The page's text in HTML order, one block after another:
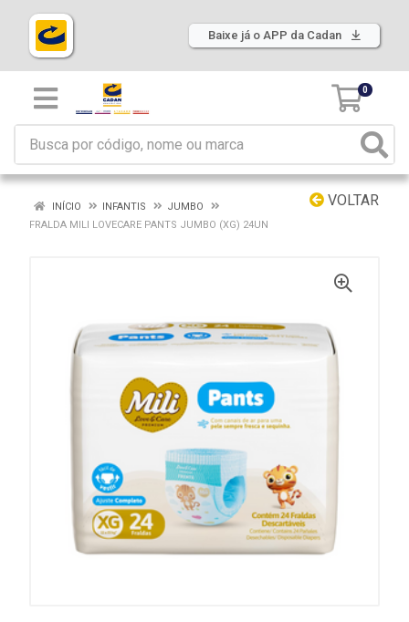
Baixe já o APP da Cadan
0
VOLTAR
INÍCIO INFANTIS
JUMBO
FRALDA MILI LOVECARE PANTS JUMBO (XG) 24UN